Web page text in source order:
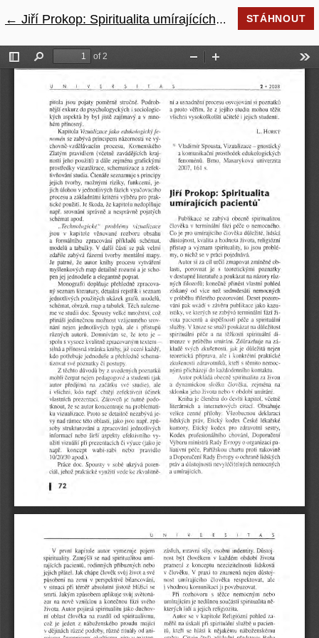
← Návrat na podrobnosti článku
Jiří Prokop: Spiritualita umírajících pacientů STÁHNOUT